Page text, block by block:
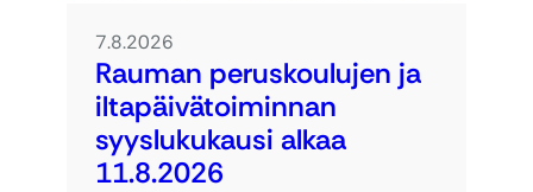
7.8.2026
Rauman peruskoulujen ja
iltapäivätoiminnan
syyslukukausi alkaa
11.8.2026